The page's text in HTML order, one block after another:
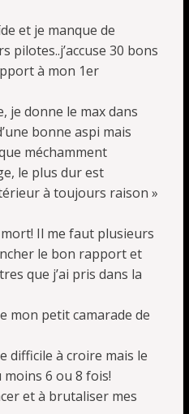
et je manque de
pilotes..j’accuse 30 bons
à mon 1er
je donne le max dans
bonne aspi mais
méchamment
le plus dur est
à toujours raison »
Il me faut plusieurs
le bon rapport et
que j’ai pris dans la
mon petit camarade de
difficile à croire mais le
moins 6 ou 8 fois!
et à brutaliser mes